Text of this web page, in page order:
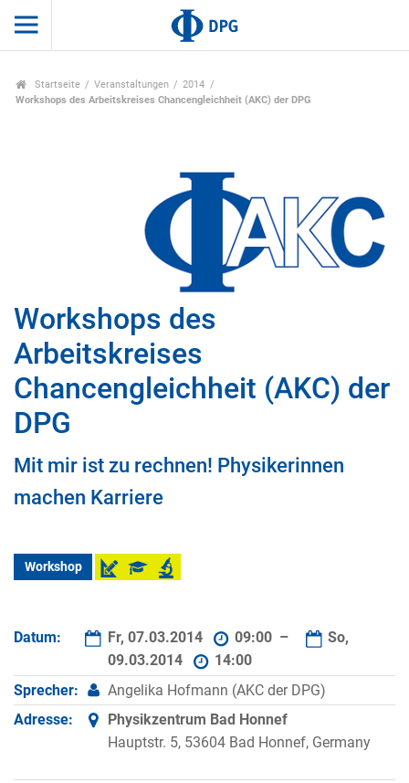
Startseite Veranstaltungen
2014
Workshops des Arbeitskreises Chancengleichheit (AKC) der DPG
Workshops des
Arbeitskreises
Chancengleichheit (AKC) der
DPG
Mit mir ist zu rechnen! Physikerinnen
machen Karriere
Workshop
Datum: Fr, 07.03.2014 09:00 –
So,
09.03.2014
14:00
Sprecher:
Angelika Hofmann (AKC der DPG)
Adresse:
Physikzentrum Bad Honnef
Hauptstr. 5, 53604 Bad Honnef, Germany